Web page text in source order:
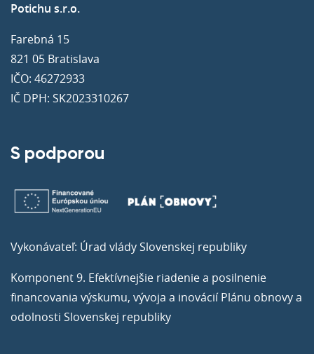
Potichu s.r.o.
Farebná 15
821 05 Bratislava
IČO: 46272933
IČ DPH: SK2023310267
S podporou
Vykonávateľ: Úrad vlády Slovenskej republiky
Komponent 9. Efektívnejšie riadenie a posilnenie
financovania výskumu, vývoja a inovácií Plánu obnovy a
odolnosti Slovenskej republiky